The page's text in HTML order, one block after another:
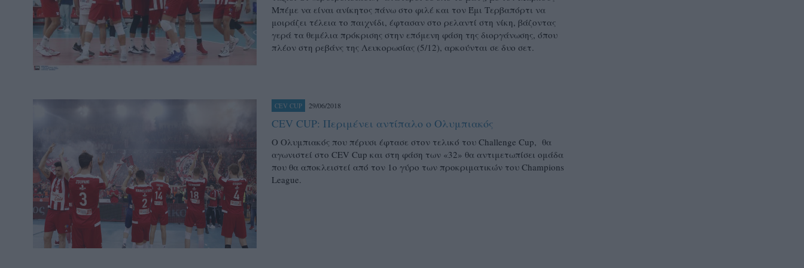
Μπέμε να είναι ανίκητος πάνω στο φιλέ και τον Έμι Τερβαπόρτι να
μοιράζει τέλεια το παιχνίδι, έφτασαν στο ρελαντί στη νίκη, βάζοντας
γερά τα θεμέλια πρόκρισης στην επόμενη φάση της διοργάνωσης, όπου
πλέον στη ρεβάνς της Λευκορωσίας (5/12), αρκούνται σε δυο σετ.
CEV CUP 29/06/2018
CEV CUP: Περιμένει αντίπαλο ο Ολυμπιακός
Ο Ολυμπιακός που πέρυσι έφτασε στον τελικό του Challenge Cup, θα
αγωνιστεί στο CEV Cup και στη φάση των «32» θα αντιμετωπίσει ομάδα
που θα αποκλειστεί από τον 1ο γύρο των προκριματικών του Champions
League.